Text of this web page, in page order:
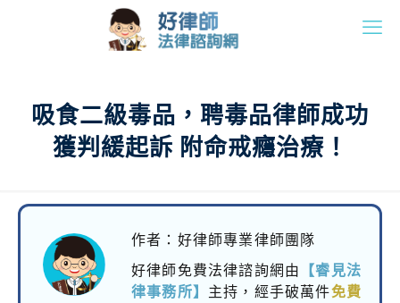
吸食二級毒品，聘毒品律師成功
獲判緩起訴 附命戒癮治療！
作者：好律師專業律師團隊
好律師免費法律諮詢網由
【睿見法
律事務所】 主持， 經手破萬件免費